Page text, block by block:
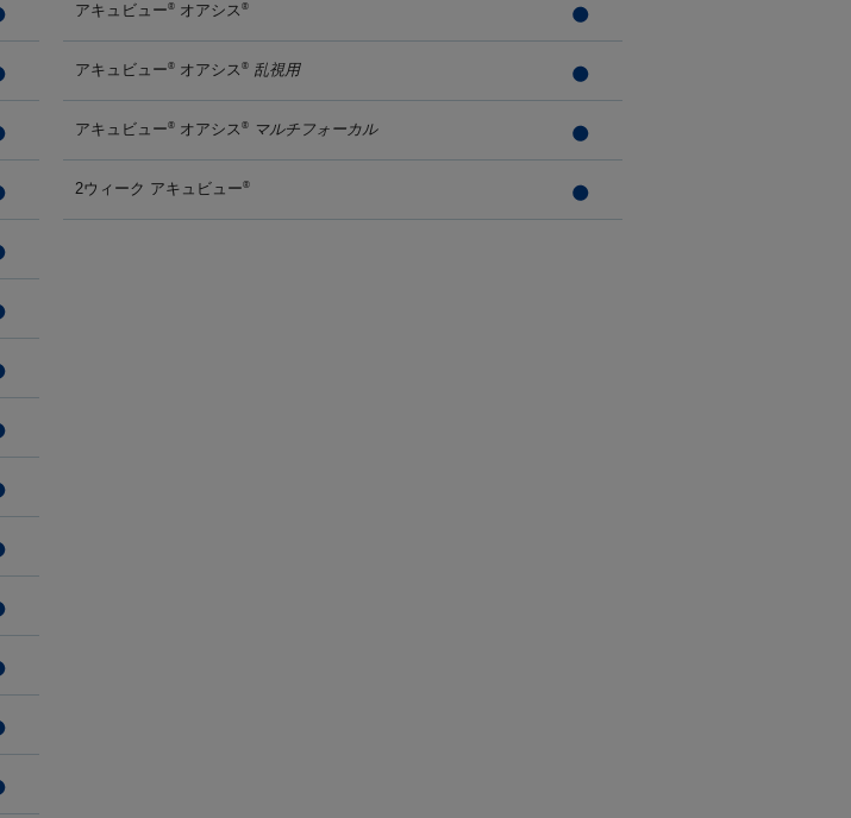
アキュビュー® オアシス ®
アキュビュー® オアシス ® 乱視用
アキュビュー® オアシス ® マルチフォーカル
2ウィーク アキュビュー®